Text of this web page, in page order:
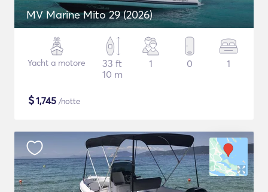
MV Marine Mito 29 (2026)
Yacht a motore
33 ft
10 m
1 0 1
$1,745 /notte